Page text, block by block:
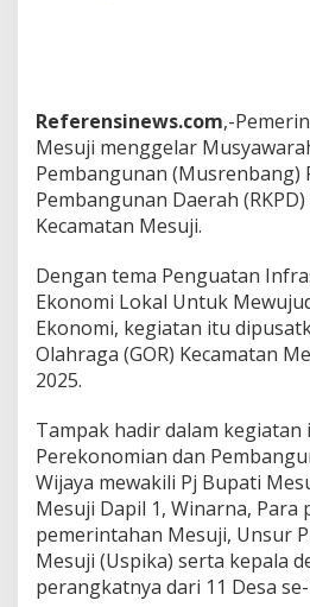
g
u
n
a
n
6
,
P
e
M
e
s
u
j
i
S
e
Referensinews.com,-
Mesuji menggelar
Pembangunan (Musrenbang)
Pembangunan Daerah
Kecamatan Mesuji.
Dengan tema Penguatan
Ekonomi Lokal Untuk
Ekonomi, kegiatan itu
Olahraga (GOR) Kecamatan
2025.
Tampak hadir dalam kegiatan
Perekonomian dan
Wijaya mewakili Pj Bupati
Mesuji Dapil 1, Winarna, Para
pemerintahan Mesuji, Unsur
Mesuji (Uspika) serta kepala
perangkatnya dari 11 Desa